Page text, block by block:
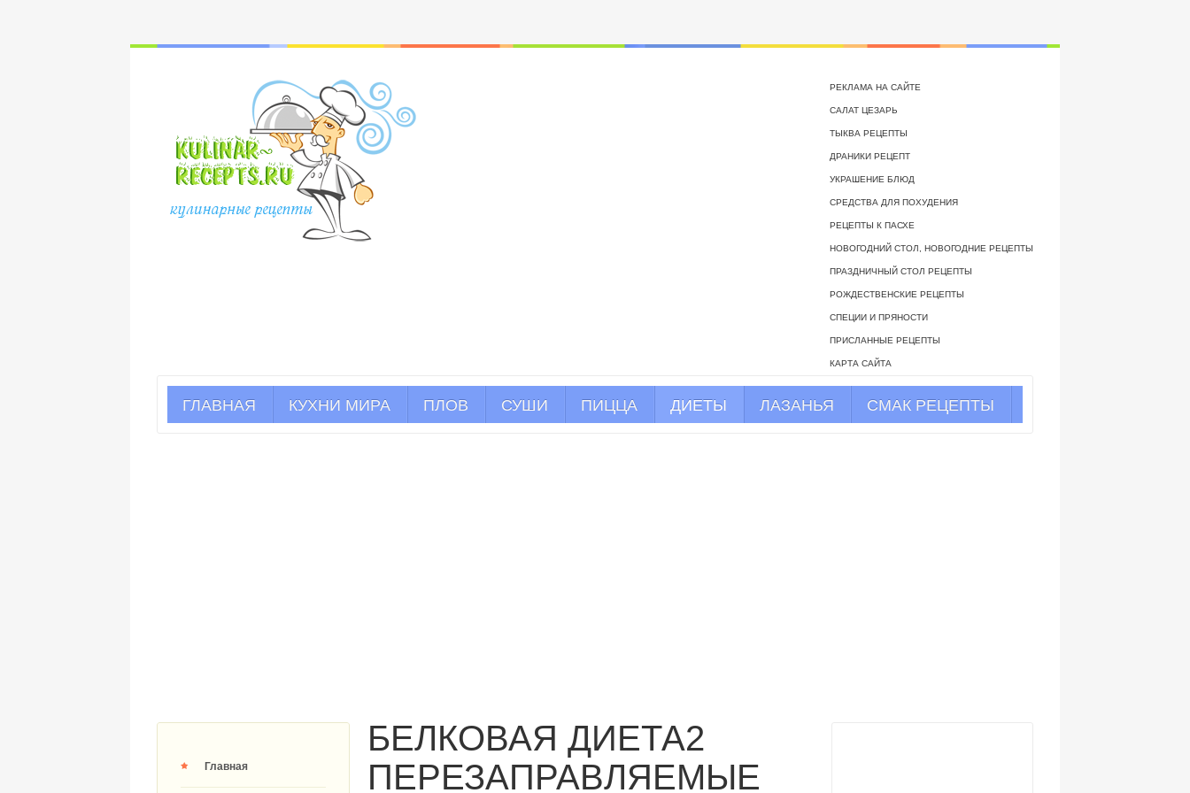
РЕКЛАМА НА САЙТЕ
САЛАТ ЦЕЗАРЬ
ТЫКВА РЕЦЕПТЫ
ДРАНИКИ РЕЦЕПТ
УКРАШЕНИЕ БЛЮД
СРЕДСТВА ДЛЯ ПОХУДЕНИЯ
РЕЦЕПТЫ К ПАСХЕ
НОВОГОДНИЙ СТОЛ, НОВОГОДНИЕ РЕЦЕПТЫ
ПРАЗДНИЧНЫЙ СТОЛ РЕЦЕПТЫ
РОЖДЕСТВЕНСКИЕ РЕЦЕПТЫ
СПЕЦИИ И ПРЯНОСТИ
ПРИСЛАННЫЕ РЕЦЕПТЫ
КАРТА САЙТА
ГЛАВНАЯ КУХНИ МИРА ПЛОВ СУШИ ПИЦЦА ДИЕТЫ ЛАЗАНЬЯ СМАК РЕЦЕПТЫ
Главная
БЕЛКОВАЯ ДИЕТА2
ПЕРЕЗАПРАВЛЯЕМЫЕ